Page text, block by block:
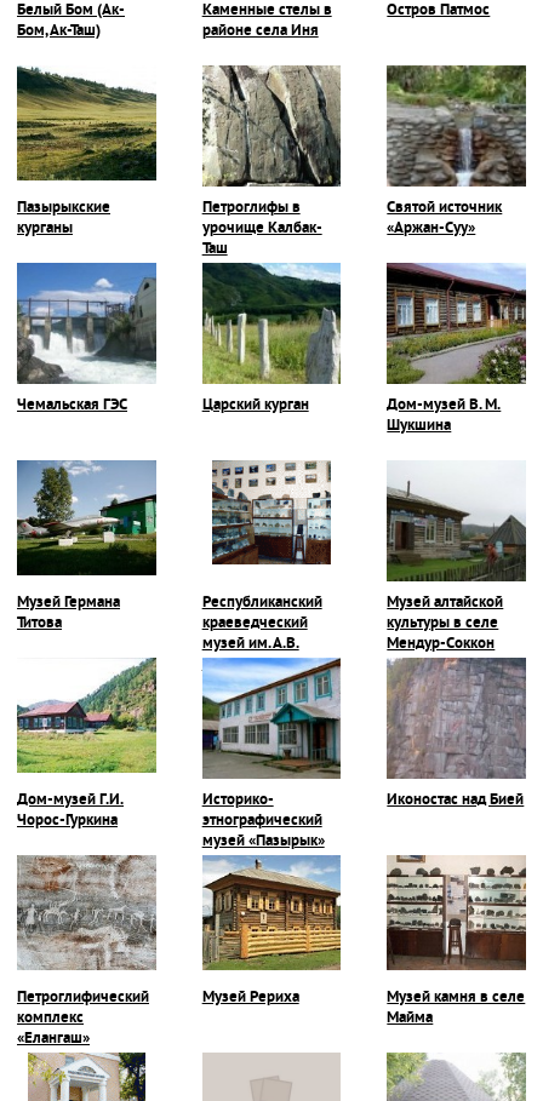
Белый Бом (Ак-
Бом, Ак-Таш)
Каменные стелы в
районе села Иня
Остров Патмос
Пазырыкские
курганы
Петроглифы в
урочище Калбак-
Таш
Святой источник
«Аржан-Суу»
Чемальская ГЭС Царский курган
Дом-музей В. М.
Шукшина
Музей Германа
Титова
Республиканский
краеведческий
музей им. А.В.
Анохина
Музей алтайской
культуры в селе
Мендур-Соккон
Дом-музей Г.И.
Чорос-Гуркина
Историко-
этнографический
музей «Пазырык»
Иконостас над Бией
Петроглифический
комплекс
«Елангаш»
Музей Рериха
Музей камня в селе
Майма